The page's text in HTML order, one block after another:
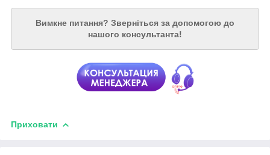
Вимкне питання? Зверніться за допомогою до
нашого консультанта!
Приховати